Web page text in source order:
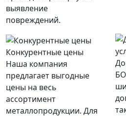
выявление
повреждений.
Конкурентные цены
Наша компания
предлагает выгодные
цены на весь
ассортимент
металлопродукции. Для